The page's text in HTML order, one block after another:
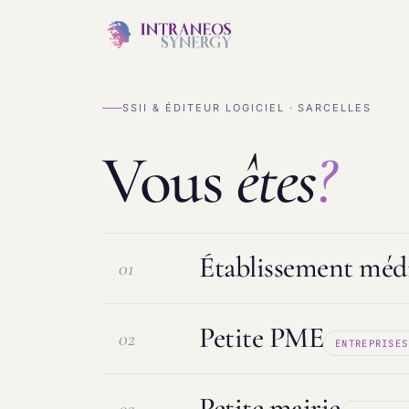
SSII & ÉDITEUR LOGICIEL · SARCELLES
Vousêtes?
01 Établissement
Logiciel ESMS & DUI Protection
02 Petite PME